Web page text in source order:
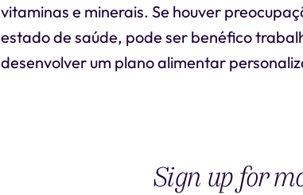
vitaminas e minerais. Se houver
estado de saúde, pode ser benéfico
desenvolver um plano alimentar
Sign up for